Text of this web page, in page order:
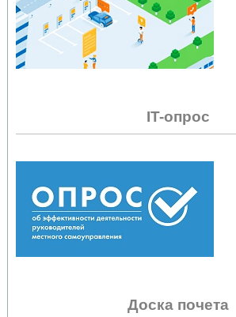
IT-опрос
Доска почета